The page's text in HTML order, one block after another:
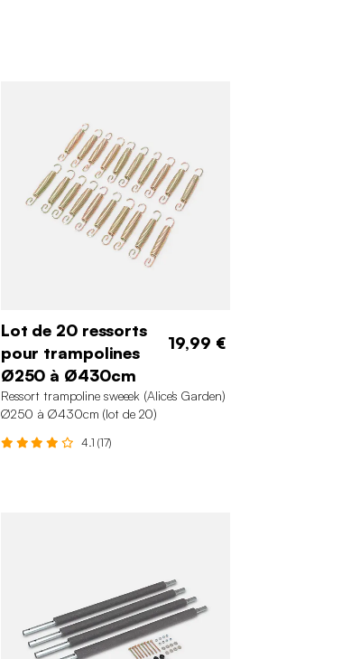
Lot de 20 ressorts
pour trampolines
Ø250 à Ø430cm
19,99 €
Ressort trampoline sweeek (Alice's Garden)
Ø250 à Ø430cm (lot de 20)
4.1 (17)